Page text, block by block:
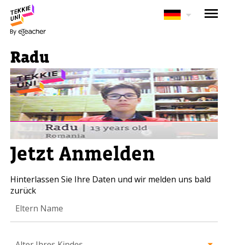
Radu
Jetzt Anmelden
Hinterlassen Sie Ihre Daten und wir melden uns bald
zurück
BRAUCHEN SIE HILFE BEI
Hinterlassen Sie Ihre Daten und wir
melden uns bald zurück!
Eltern vollständiger Name
Alter Ihres Kindes